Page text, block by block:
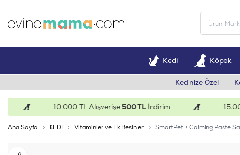
Kedi Köpek
Kedinize Özel
10.000 TL Alışverişe500 TLİndirim 15.000
Ana Sayfa KEDİ Vitaminler ve Ek Besinler SmartPet + Calming Paste